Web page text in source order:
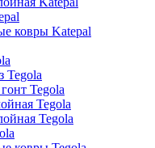
ковры Katepal
Tegola
Tegola
Tegola
Tegola